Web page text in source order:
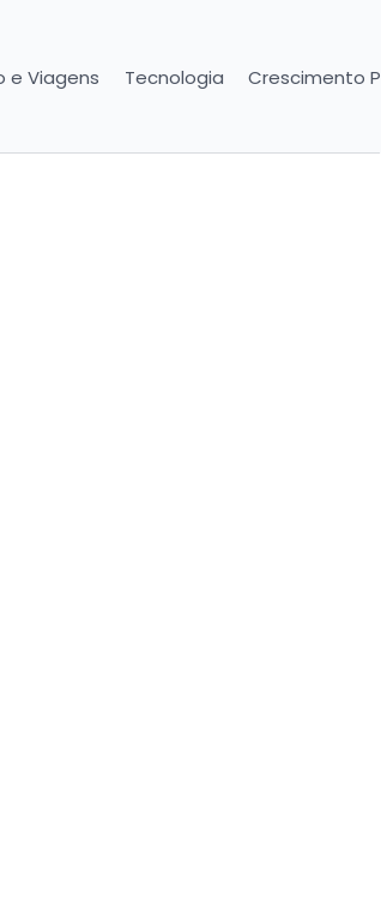
e Viagens Tecnologia Crescimento